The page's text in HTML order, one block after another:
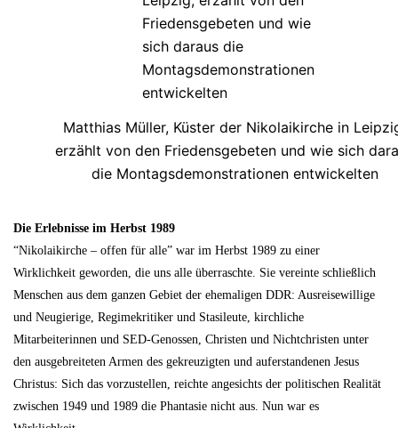
Matthias Müller, Küster der Nikolaikirche in
erzählt von den Friedensgebeten und wie sich
die Montagsdemonstrationen entwickelten
Die Erlebnisse im Herbst 1989
“Nikolaikirche – offen für alle” war im Herbst 1989 zu einer
Wirklichkeit geworden, die uns alle überraschte. Sie vereinte schließlich
Menschen aus dem ganzen Gebiet der ehemaligen DDR: Ausreisewillige
und Neugierige, Regimekritiker und Stasileute, kirchliche
Mitarbeiterinnen und SED-Genossen, Christen und Nichtchristen unter
den ausgebreiteten Armen des gekreuzigten und auferstandenen Jesus
Christus: Sich das vorzustellen, reichte angesichts der politischen Realität
zwischen 1949 und 1989 die Phantasie nicht aus. Nun war es